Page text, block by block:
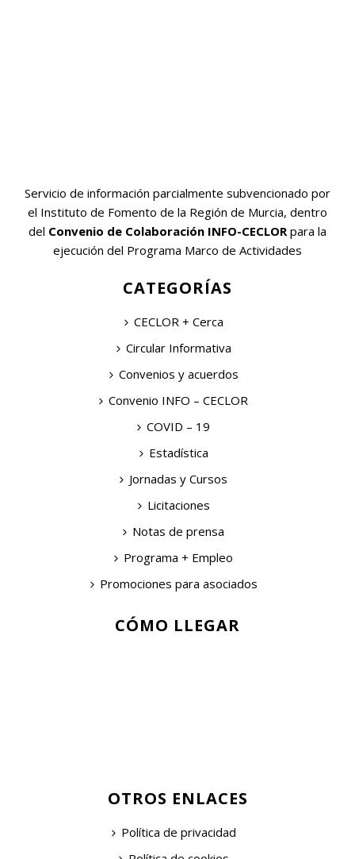
Servicio de información parcialmente subvencionado por
el Instituto de Fomento de la Región de Murcia, dentro
del Convenio de Colaboración INFO-CECLOR para la
ejecución del Programa Marco de Actividades
CATEGORÍAS
CECLOR + Cerca
Circular Informativa
Convenios y acuerdos
Convenio INFO – CECLOR
COVID – 19
Estadística
Jornadas y Cursos
Licitaciones
Notas de prensa
Programa + Empleo
Promociones para asociados
CÓMO LLEGAR
OTROS ENLACES
Política de privacidad